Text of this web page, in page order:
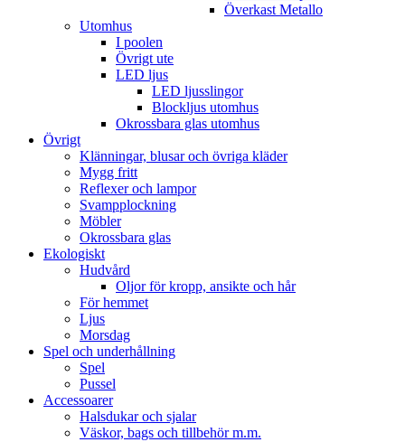
Överkast Metallo
Utomhus
I poolen
Övrigt ute
LED ljus
LED ljusslingor
Blockljus utomhus
Okrossbara glas utomhus
Övrigt
Klänningar, blusar och övriga kläder
Mygg fritt
Reflexer och lampor
Svampplockning
Möbler
Okrossbara glas
Ekologiskt
Hudvård
Oljor för kropp, ansikte och hår
För hemmet
Ljus
Morsdag
Spel och underhållning
Spel
Pussel
Accessoarer
Halsdukar och sjalar
Väskor, bags och tillbehör m.m.